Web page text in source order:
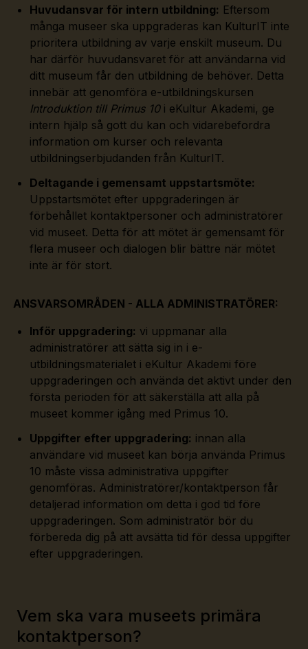
Huvudansvar för intern utbildning: Eftersom
många museer ska uppgraderas kan KulturIT inte
prioritera utbildning av varje enskilt museum. Du
har därför huvudansvaret för att användarna vid
ditt museum får den utbildning de behöver. Detta
innebär att genomföra e-utbildningskursen
Introduktion till Primus 10i eKultur Akademi, ge
intern hjälp så gott du kan och vidarebefordra
information om kurser och relevanta
utbildningserbjudanden från KulturIT.
Deltagande i gemensamt uppstartsmöte:
Uppstartsmötet efter uppgraderingen är
förbehållet kontaktpersoner och administratörer
vid museet. Detta för att mötet är gemensamt för
flera museer och dialogen blir bättre när mötet
inte är för stort.
ANSVARSOMRÅDEN - ALLA ADMINISTRATÖRER:
Inför uppgradering: vi uppmanar alla
administratörer att sätta sig in i e-
utbildningsmaterialet i eKultur Akademi före
uppgraderingen och använda det aktivt under den
första perioden för att säkerställa att alla på
museet kommer igång med Primus 10.
Uppgifter efter uppgradering: innan alla
användare vid museet kan börja använda Primus
10 måste vissa administrativa uppgifter
genomföras. Administratörer/kontaktperson får
detaljerad information om detta i god tid före
uppgraderingen. Som administratör bör du
förbereda dig på att avsätta tid för dessa uppgifter
efter uppgraderingen.
Vem ska vara museets primära
kontaktperson?